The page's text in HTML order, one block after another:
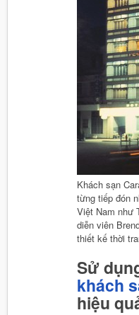
Khách sạn
từng tiếp đón
Việt Nam như
diễn viên
thiết kế thời
Sử
khách
hiệu